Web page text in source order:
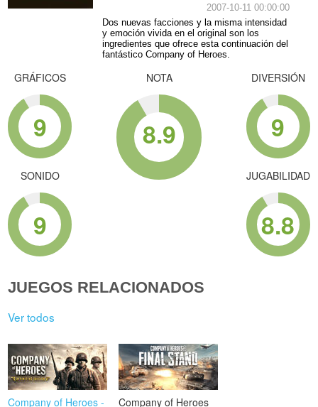
2007-10-11 00:00:00
Dos nuevas facciones y la misma intensidad
y emoción vivida en el original son los
ingredientes que ofrece esta continuación del
fantástico Company of Heroes.
GRÁFICOS
9
SONIDO
9
NOTA
8.9
DIVERSIÓN
9
JUGABILIDAD
8.8
JUEGOS RELACIONADOS
Ver todos
Company of Heroes - Company of Heroes